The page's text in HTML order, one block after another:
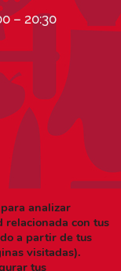
– 20:30
MasterCard
analizar
relacionada con tus
a partir de tus
visitadas).
tus